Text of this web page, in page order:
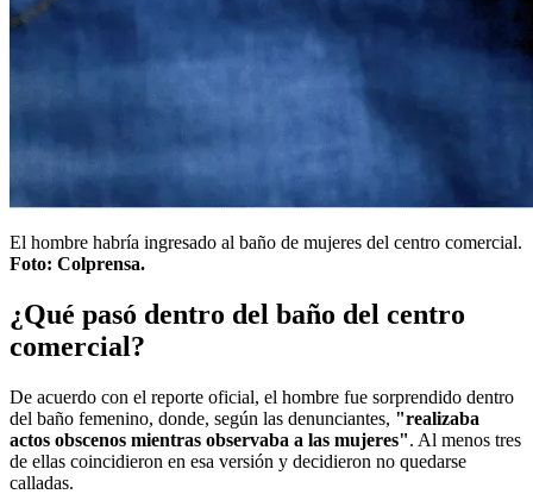
El hombre habría ingresado al baño de mujeres del centro comercial.
Foto: Colprensa.
¿Qué pasó dentro del baño del centro
comercial?
De acuerdo con el reporte oficial, el hombre fue sorprendido dentro
del baño femenino, donde, según las denunciantes, "realizaba
actos obscenos mientras observaba a las mujeres". Al menos tres
de ellas coincidieron en esa versión y decidieron no quedarse
calladas.